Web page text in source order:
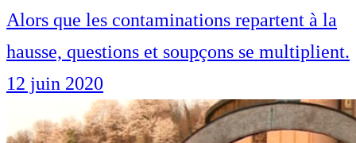
Alors que les contaminations repartent à la
hausse, questions et soupçons se multiplient.
12 juin 2020